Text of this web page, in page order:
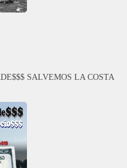
SALVEMOS LA COSTA